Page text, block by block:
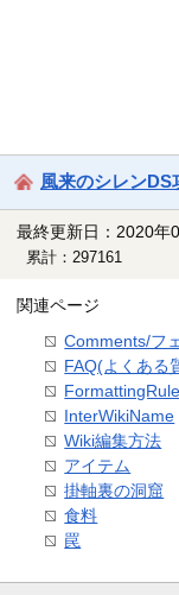
風来のシレンDS
最終更新日：2020年
累計：297161
関連ページ
Comments/フ
FAQ(よくある
InterWikiName
Wiki編集方法
アイテム
掛軸裏の洞窟
食料
罠